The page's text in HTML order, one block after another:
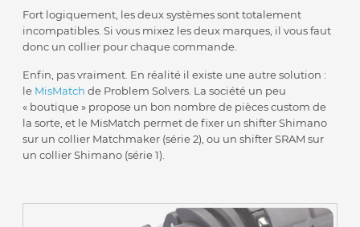
Fort logiquement, les deux systèmes sont totalement
incompatibles. Si vous mixez les deux marques, il vous faut
donc un collier pour chaque commande.
Enfin, pas vraiment. En réalité il existe une autre solution :
le MisMatch de Problem Solvers. La société un peu
« boutique » propose un bon nombre de pièces custom de
la sorte, et le MisMatch permet de fixer un shifter Shimano
sur un collier Matchmaker (série 2), ou un shifter SRAM sur
un collier Shimano (série 1).